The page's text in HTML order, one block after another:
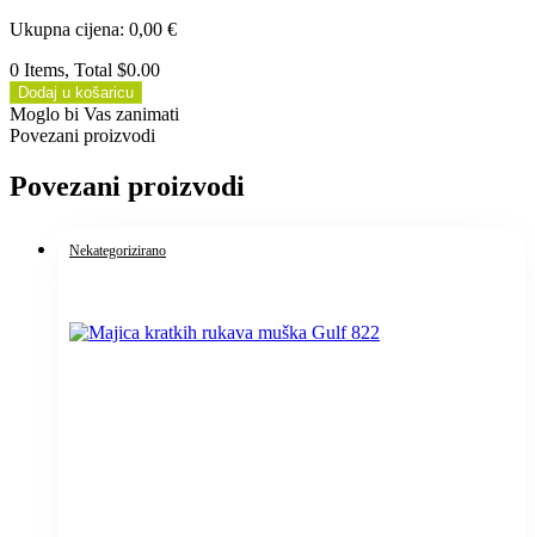
Ukupna cijena: 0,00 €
0 Items, Total $0.00
Dodaj u košaricu
Moglo bi Vas zanimati
Povezani proizvodi
Povezani proizvodi
Nekategorizirano